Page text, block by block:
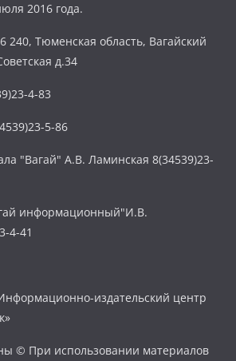
2016 года.
240, Тюменская область, Вагайский
д.34
4-83
5-86
"Вагай" А.В. Ламинская 8(34539)23-
информационный"И.В.
4-41
издательский центр
© При использовании материалов